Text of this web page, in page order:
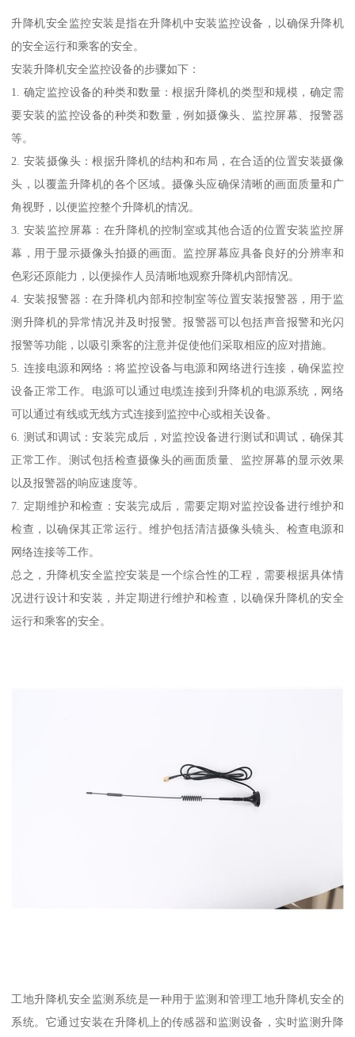
升降机安全监控安装是指在升降机中安装监控设备，以确保升降机
的安全运行和乘客的安全。
安装升降机安全监控设备的步骤如下：
1. 确定监控设备的种类和数量：根据升降机的类型和规模，确定需
要安装的监控设备的种类和数量，例如摄像头、监控屏幕、报警器
等。
2. 安装摄像头：根据升降机的结构和布局，在合适的位置安装摄像
头，以覆盖升降机的各个区域。摄像头应确保清晰的画面质量和广
角视野，以便监控整个升降机的情况。
3. 安装监控屏幕：在升降机的控制室或其他合适的位置安装监控屏
幕，用于显示摄像头拍摄的画面。监控屏幕应具备良好的分辨率和
色彩还原能力，以便操作人员清晰地观察升降机内部情况。
4. 安装报警器：在升降机内部和控制室等位置安装报警器，用于监
测升降机的异常情况并及时报警。报警器可以包括声音报警和光闪
报警等功能，以吸引乘客的注意并促使他们采取相应的应对措施。
5. 连接电源和网络：将监控设备与电源和网络进行连接，确保监控
设备正常工作。电源可以通过电缆连接到升降机的电源系统，网络
可以通过有线或无线方式连接到监控中心或相关设备。
6. 测试和调试：安装完成后，对监控设备进行测试和调试，确保其
正常工作。测试包括检查摄像头的画面质量、监控屏幕的显示效果
以及报警器的响应速度等。
7. 定期维护和检查：安装完成后，需要定期对监控设备进行维护和
检查，以确保其正常运行。维护包括清洁摄像头镜头、检查电源和
网络连接等工作。
总之，升降机安全监控安装是一个综合性的工程，需要根据具体情
况进行设计和安装，并定期进行维护和检查，以确保升降机的安全
运行和乘客的安全。
工地升降机安全监测系统是一种用于监测和管理工地升降机安全的
系统。它通过安装在升降机上的传感器和监测设备，实时监测升降